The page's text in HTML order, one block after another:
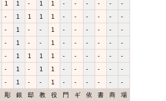
彫 銀 邸 教 役 門 ギ 依 書 商 場
1 1 - 1 1 - - - - -
-
- 1 1 1 1 - - - - -
-
- 1 - - 1 - - - - -
-
- 1 - - 1 - - - - -
-
- 1 1 1 1 - - - - -
-
- 1 - 1 1 - - - - -
-
- 1 - - 1 - - - - - -